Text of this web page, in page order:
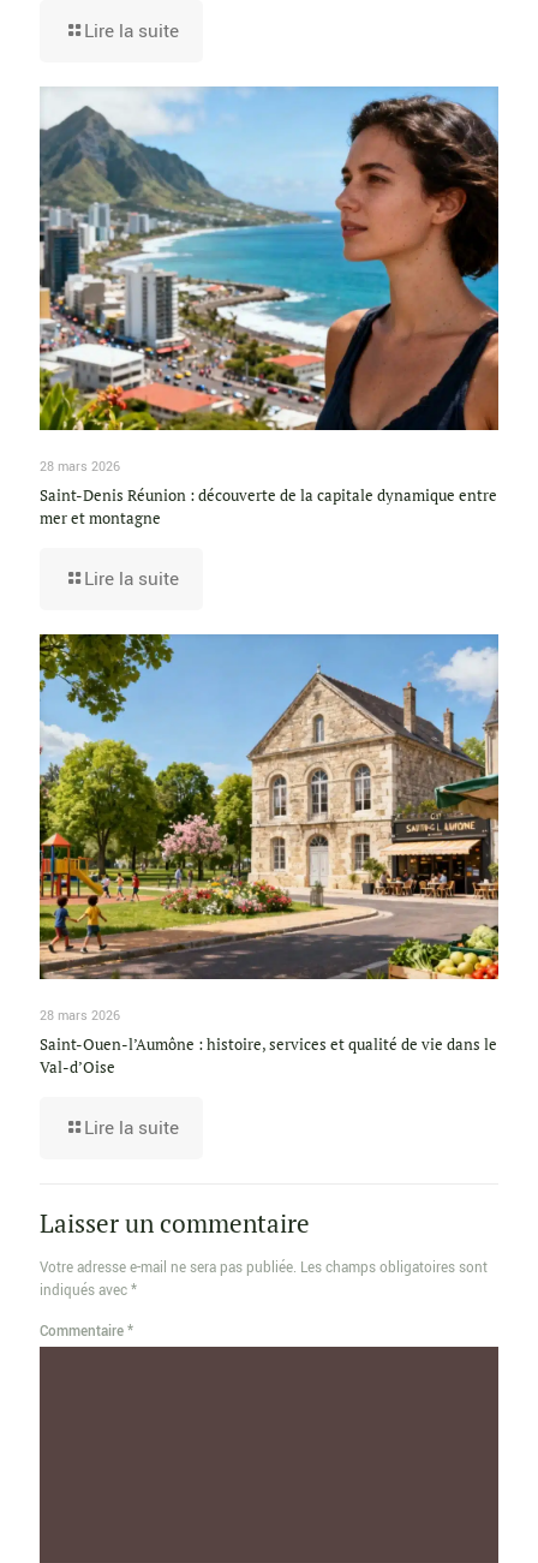
Lire la suite
28 mars 2026
Saint-Denis Réunion : découverte de la capitale dynamique entre
mer et montagne
Lire la suite
28 mars 2026
Saint-Ouen-l’Aumône : histoire, services et qualité de vie dans le
Val-d’Oise
Lire la suite
Laisser un commentaire
Votre adresse e-mail ne sera pas publiée. Les champs obligatoires sont
indiqués avec*
Commentaire*